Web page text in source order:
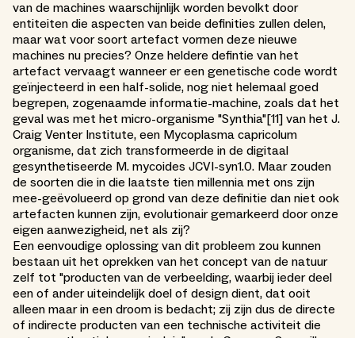
van de machines waarschijnlijk worden bevolkt door
entiteiten die aspecten van beide definities zullen delen,
maar wat voor soort artefact vormen deze nieuwe
machines nu precies? Onze heldere defintie van het
artefact vervaagt wanneer er een genetische code wordt
geïnjecteerd in een half-solide, nog niet helemaal goed
begrepen, zogenaamde informatie-machine, zoals dat het
geval was met het micro-organisme "Synthia"[11] van het J.
Craig Venter Institute, een Mycoplasma capricolum
organisme, dat zich transformeerde in de digitaal
gesynthetiseerde M. mycoides JCVI-syn1.0. Maar zouden
de soorten die in die laatste tien millennia met ons zijn
mee-geëvolueerd op grond van deze definitie dan niet ook
artefacten kunnen zijn, evolutionair gemarkeerd door onze
eigen aanwezigheid, net als zij?
Een eenvoudige oplossing van dit probleem zou kunnen
bestaan uit het oprekken van het concept van de natuur
zelf tot "producten van de verbeelding, waarbij ieder deel
een of ander uiteindelijk doel of design dient, dat ooit
alleen maar in een droom is bedacht; zij zijn dus de directe
of indirecte producten van een technische activiteit die